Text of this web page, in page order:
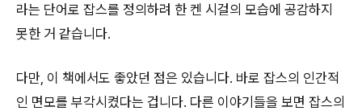
라는 단어로 잡스를 정의하려 한 켄 시걸의 모습에 공감하지
못한 거 같습니다.
다만, 이 책에서도 좋았던 점은 있습니다. 바로 잡스의 인간적
인 면모를 부각시켰다는 겁니다. 다른 이야기들을 보면 잡스의